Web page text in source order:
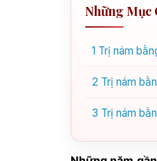
Những Mục
1 Trị nám
2 Trị nám
3 Trị nám